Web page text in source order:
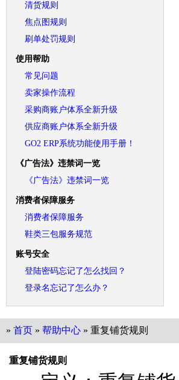
清货规则
焦点图规则
刷单处罚规则
使用帮助
常见问题
卖家操作流程
采购商账户体系全新升级
供应商账户体系全新升级
GO2 ERP系统功能使用手册！
《广告法》违禁词一览
《广告法》违禁词一览
消费者保障服务
消费者保障服务
鞋类三包服务规范
账号安全
登陆密码忘记了怎么找回？
登录名忘记了怎么办？
» 首页 » 帮助中心 » 重复铺货规则
重复铺货规则